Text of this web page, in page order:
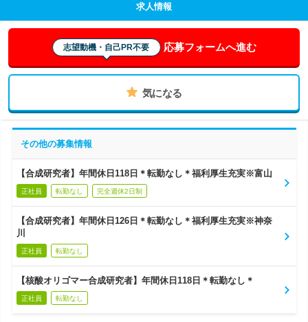
求人情報
志望動機・自己PR不要 応募フォームへ進む
気になる
その他の募集情報
【合成研究者】年間休日118日＊転勤なし＊福利厚生充実※富山
正社員 転勤なし 完全週休2日制
【合成研究者】年間休日126日＊転勤なし＊福利厚生充実※神奈
川
正社員 転勤なし
【核酸オリゴマー合成研究者】年間休日118日＊転勤なし＊
正社員 転勤なし